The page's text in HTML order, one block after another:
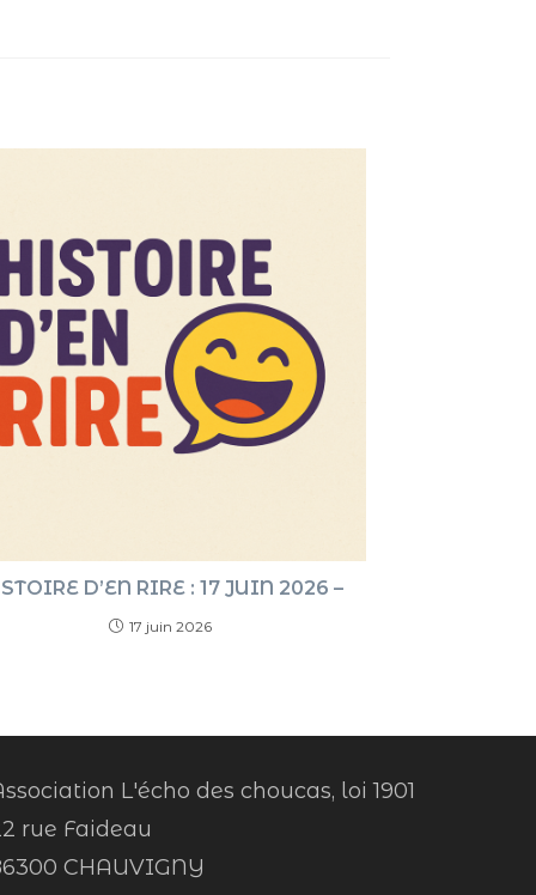
D’EN RIRE : 17 JUIN 2026 –
17 juin 2026
L'écho des choucas, loi 1901
rue Faideau
CHAUVIGNY